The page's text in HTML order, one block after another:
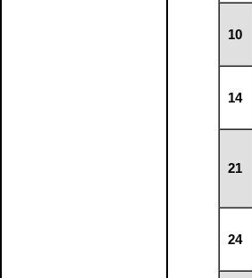
10
14
21
24